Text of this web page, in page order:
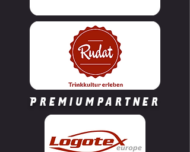
Premiumpartner